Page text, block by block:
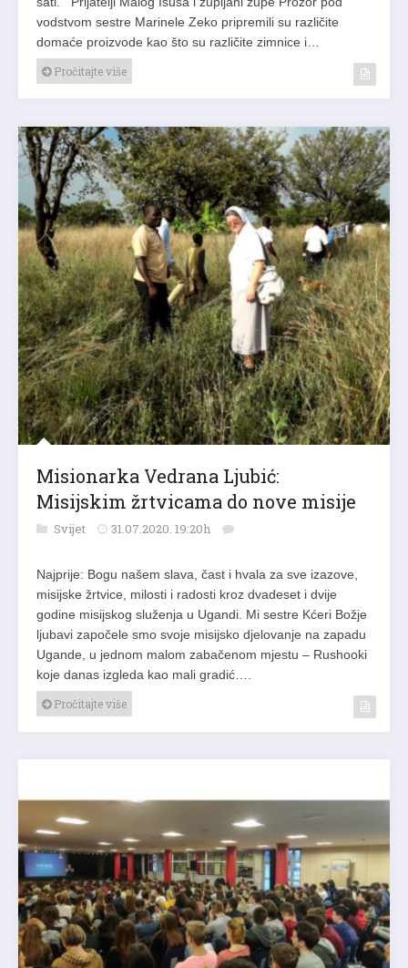
vodstvom sestre Marinele Zeko pripremili su različite
domaće proizvode kao što su različite zimnice i…
Pročitajte više
Misionarka Vedrana Ljubić:
Misijskim žrtvicama do nove misije
Svijet 31.07.2020. 19:20h
Najprije: Bogu našem slava, čast i hvala za sve izazove,
misijske žrtvice, milosti i radosti kroz dvadeset i dvije
godine misijskog služenja u Ugandi. Mi sestre Kćeri Božje
ljubavi započele smo svoje misijsko djelovanje na zapadu
Ugande, u jednom malom zabačenom mjestu – Rushooki
koje danas izgleda kao mali gradić….
Pročitajte više